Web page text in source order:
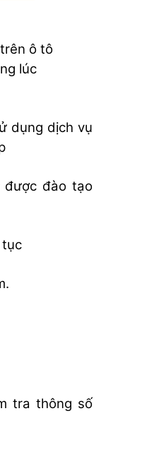
ô tô
lúc
dụng dịch vụ
được đào tạo
tục
tra thông số